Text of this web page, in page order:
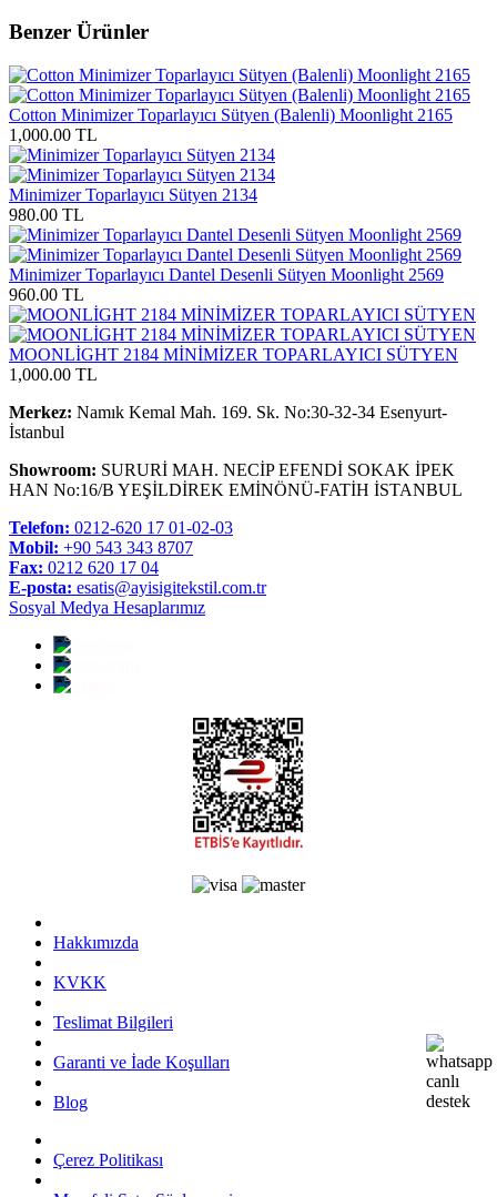
Benzer Ürünler
Cotton Minimizer Toparlayıcı Sütyen (Balenli) Moonlight 2165
1,000.00 TL
Minimizer Toparlayıcı Sütyen 2134
980.00 TL
Minimizer Toparlayıcı Dantel Desenli Sütyen Moonlight 2569
960.00 TL
MOONLİGHT 2184 MİNİMİZER TOPARLAYICI SÜTYEN
1,000.00 TL
Merkez: Namık Kemal Mah. 169. Sk. No:30-32-34 Esenyurt-
İstanbul
Showroom: SURURİ MAH. NECİP EFENDİ SOKAK İPEK
HAN No:16/B YEŞİLDİREK EMİNÖNÜ-FATİH İSTANBUL
Telefon: 0212-620 17 01-02-03
Mobil: +90 543 343 8707
Fax: 0212 620 17 04
E-posta: esatis@ayisigitekstil.com.tr
Sosyal Medya Hesaplarımız
Hakkımızda
KVKK
Teslimat Bilgileri
Garanti ve İade Koşulları
Blog
Çerez Politikası